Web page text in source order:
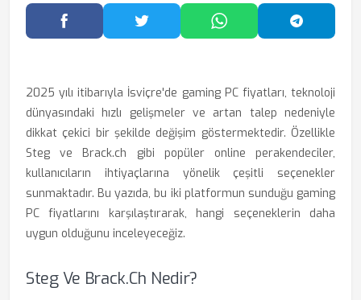
Facebook'ta PaylaşTwitter'da PaylaşWhatsApp'ta Paylaş
2025 yılı itibarıyla İsviçre'de gaming PC fiyatları, teknoloji
dünyasındaki hızlı gelişmeler ve artan talep nedeniyle
dikkat çekici bir şekilde değişim göstermektedir. Özellikle
Steg ve Brack.ch gibi popüler online perakendeciler,
kullanıcıların ihtiyaçlarına yönelik çeşitli seçenekler
sunmaktadır. Bu yazıda, bu iki platformun sunduğu gaming
PC fiyatlarını karşılaştırarak, hangi seçeneklerin daha
uygun olduğunu inceleyeceğiz.
Steg Ve Brack.ch Nedir?